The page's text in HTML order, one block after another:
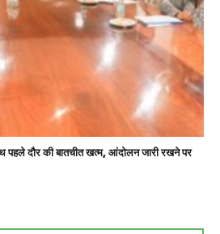
दौर की बातचीत खत्म, आंदोलन जारी रखने पर